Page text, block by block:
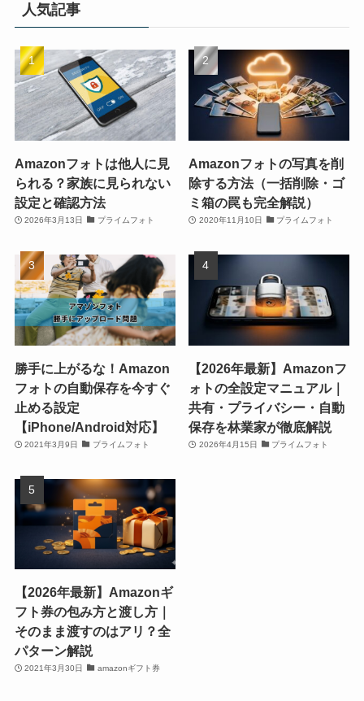
人気記事
Amazonフォトは他人に見
られる？家族に見られない
設定と確認方法
2026年3月13日 プライムフォト
Amazonフォトの写真を削
除する方法（一括削除・ゴ
ミ箱の罠も完全解説）
2020年11月10日 プライムフォト
勝手に上がるな！Amazon
フォトの自動保存を今すぐ
止める設定
【iPhone/Android対応】
2021年3月9日 プライムフォト
【2026年最新】Amazonフ
ォトの全設定マニュアル｜
共有・プライバシー・自動
保存を林業家が徹底解説
2026年4月15日 プライムフォト
【2026年最新】Amazonギ
フト券の包み方と渡し方｜
そのまま渡すのはアリ？全
パターン解説
2021年3月30日 amazonギフト券